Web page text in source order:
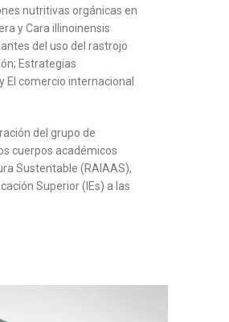
nutritivas orgánicas en
y Cara illinoinensis
del uso del rastrojo
Estrategias
El comercio internacional
del grupo de
cuerpos académicos
Sustentable (RAIAAS),
Superior (IEs) a las